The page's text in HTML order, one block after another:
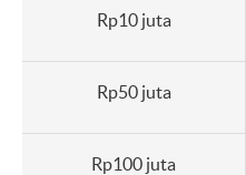
Rp10 juta
Rp50 juta
Rp100 juta